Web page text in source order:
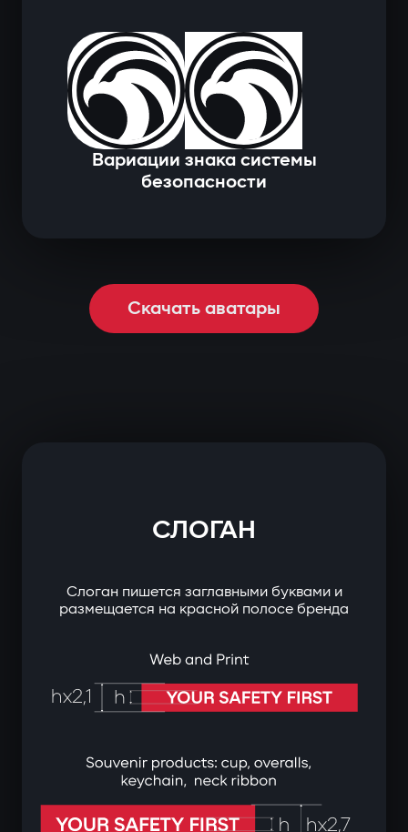
Вариации знака системы
безопасности
Скачать аватары
СЛОГАН
Слоган пишется заглавными буквами и
размещается на красной полосе бренда